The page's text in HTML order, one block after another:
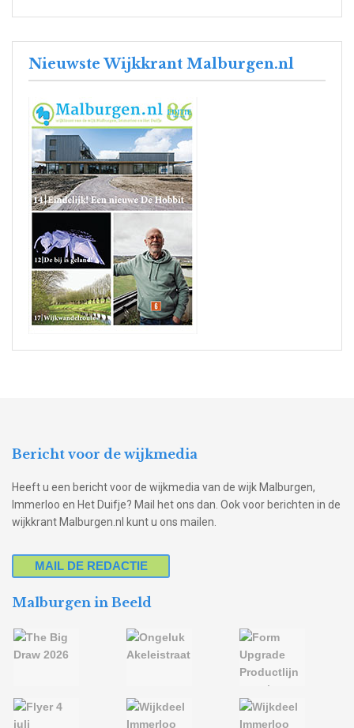
Nieuwste Wijkkrant Malburgen.nl
Bericht voor de wijkmedia
Heeft u een bericht voor de wijkmedia van de wijk Malburgen,
Immerloo en Het Duifje? Mail het ons dan. Ook voor berichten in de
wijkkrant Malburgen.nl kunt u ons mailen.
MAIL DE REDACTIE
Malburgen in Beeld